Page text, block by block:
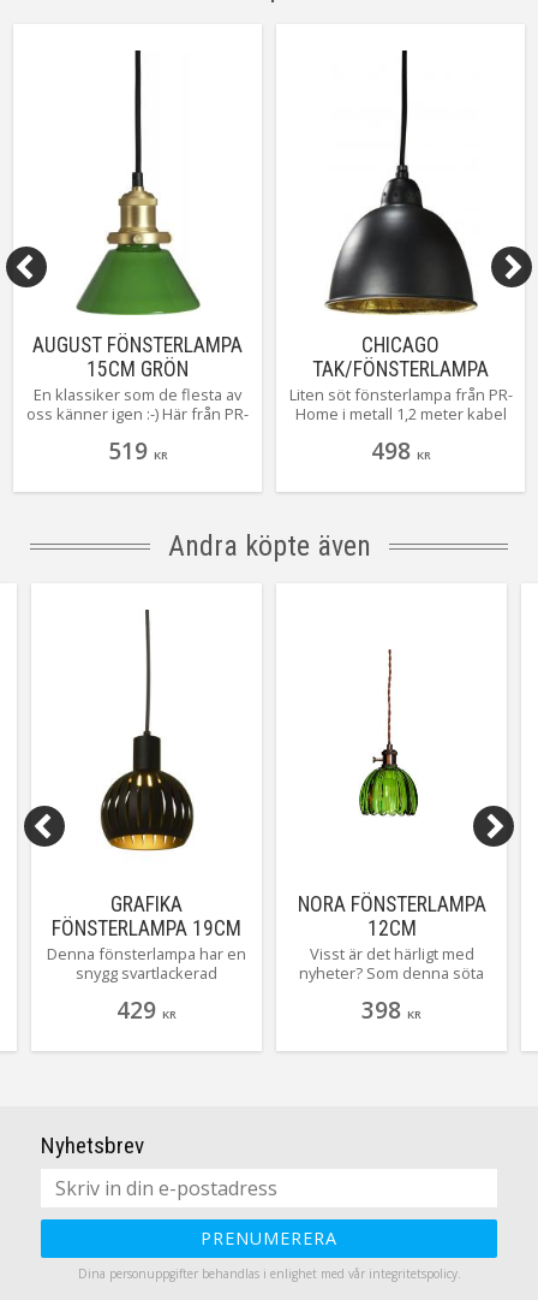
AUGUST FÖNSTERLAMPA
15CM GRÖN
En klassiker som de flesta av
oss känner igen :-) Här från PR-
upphäng i mässing.
väl i ett fönster som över
519 KR
CHICAGO
TAK/FÖNSTERLAMPA
18CM SVART
Liten söt fönsterlampa från PR-
Home i metall 1,2 meter kabel
lampan det vill säga svart.
498 KR
Andra köpte även
GRAFIKA
FÖNSTERLAMPA 19CM
SVART
Denna fönsterlampa har en
snygg svartlackerad
med en 4 meter lång sladd
praktisk stickpropp kan den
utformad med skåror som
ljuseffekt. Observera att
ljuskällan inte ingår i köpet
av lampan.
429 KR
NORA FÖNSTERLAMPA
12CM
ANTIKMÄSSING/GRÖN
Visst är det härligt med
nyheter? Som denna söta
Cottex. En flört med 70-talet
lilla Nora fönsterlampa med
398 KR
Nyhetsbrev
PRENUMERERA
Dina personuppgifter behandlas i enlighet med vår integritetspolicy.